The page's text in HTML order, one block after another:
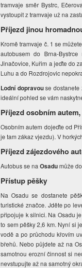
tramvaje směr Bystrc,
vystoupit z tramvaje už na
Příjezd jinou
Kromě tramvaje č. 1 se
autobusem do Brna-
Jinačovice, Kuřim a jeďte do
Luhu a do Rozdrojovic
Lodní dopravouse dostanete
ideální pohled se vám
Příjezd osobním
Osobním autem dojeďte od
je tam zákaz vjezdu). V
Příjezd zájezdového
Autobus se naOsadumůže
Přístup pěšky
Na Osadu se dostanete
turistické značce. Jděte po
připojuje k silnici. Na Osadu
to sem pěšky 2,6 km. Nyní si
vodě a po průchodu křovím
břehů. Nebo půjdete až na
samotnou erozní činnost si
nevstupujte až na samotný